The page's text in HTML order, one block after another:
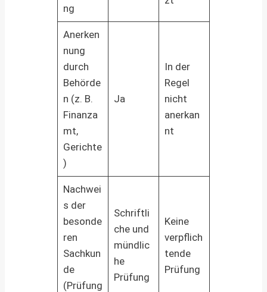
ng
Anerken
nung
durch
Behörde
n (z. B.
Finanza
mt,
Gerichte
)
Ja
In der
Regel
nicht
anerkan
nt
Nachwei
s der
besonde
ren
Sachkun
de
(Prüfung
Schriftli
che und
mündlic
he
Prüfung
Keine
verpflich
tende
Prüfung